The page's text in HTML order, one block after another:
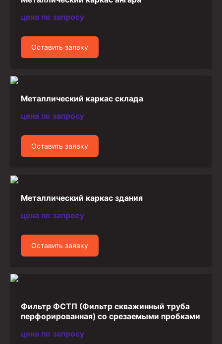
цена по запросу
Оставить заявку
Металлический каркас склада
цена по запросу
Оставить заявку
Металлический каркас здания
цена по запросу
Оставить заявку
Фильтр ФСТП (Фильтр скважинный труба
перфорированная) со срезаемыми пробками
цена по запросу